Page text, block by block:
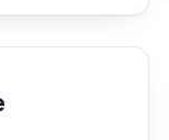
ณอย่างแน่อน
กรวม